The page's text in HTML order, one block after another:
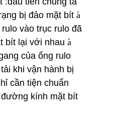
bị đảo mặt bít à
vào trục rulo đã
bít lại với nhau à
của ống rulo
khi vận hành bị
cần tiện chuẩn
kính mặt bít